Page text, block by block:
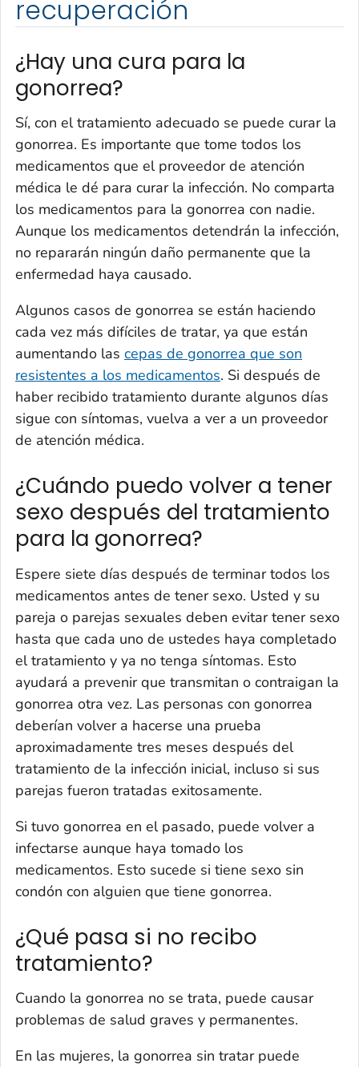
recuperación
¿Hay una cura para la
gonorrea?
Sí, con el tratamiento adecuado se puede curar la
gonorrea. Es importante que tome todos los
medicamentos que el proveedor de atención
médica le dé para curar la infección. No comparta
los medicamentos para la gonorrea con nadie.
Aunque los medicamentos detendrán la infección,
no repararán ningún daño permanente que la
enfermedad haya causado.
Algunos casos de gonorrea se están haciendo
cada vez más difíciles de tratar, ya que están
aumentando las cepas de gonorrea que son
resistentes a los medicamentos. Si después de
haber recibido tratamiento durante algunos días
sigue con síntomas, vuelva a ver a un proveedor
de atención médica.
¿Cuándo puedo volver a tener
sexo después del tratamiento
para la gonorrea?
Espere siete días después de terminar todos los
medicamentos antes de tener sexo. Usted y su
pareja o parejas sexuales deben evitar tener sexo
hasta que cada uno de ustedes haya completado
el tratamiento y ya no tenga síntomas. Esto
ayudará a prevenir que transmitan o contraigan la
gonorrea otra vez. Las personas con gonorrea
deberían volver a hacerse una prueba
aproximadamente tres meses después del
tratamiento de la infección inicial, incluso si sus
parejas fueron tratadas exitosamente.
Si tuvo gonorrea en el pasado, puede volver a
infectarse aunque haya tomado los
medicamentos. Esto sucede si tiene sexo sin
condón con alguien que tiene gonorrea.
¿Qué pasa si no recibo
tratamiento?
Cuando la gonorrea no se trata, puede causar
problemas de salud graves y permanentes.
En las mujeres, la gonorrea sin tratar puede